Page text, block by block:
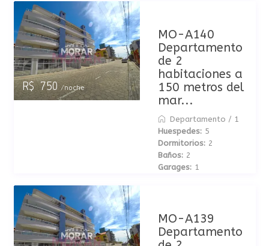
R$ 750/noche
MO-A140
Departamento
de 2
habitaciones a
150 metros del
mar...
Departamento / 1
Huespedes: 5
Dormitorios: 2
Baños: 2
Garages: 1
MO-A139
Departamento